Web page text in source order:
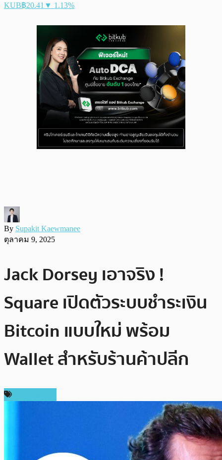
KUB฿20.41 ▼ 1.13%
By Supakit Kaewmanee
ตุลาคม 9, 2025
Jack Dorsey เอาจริง !
Square เปิดตัวระบบชำระเงิน
Bitcoin แบบใหม่ พร้อม
Wallet สำหรับร้านค้าปลีก